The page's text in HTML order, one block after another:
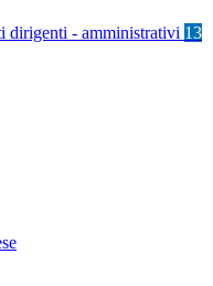
dirigenti - amministrativi 13